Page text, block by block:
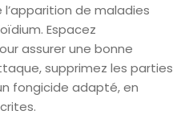
l’apparition de maladies
Espacez
assurer une bonne
supprimez les parties
fongicide adapté, en